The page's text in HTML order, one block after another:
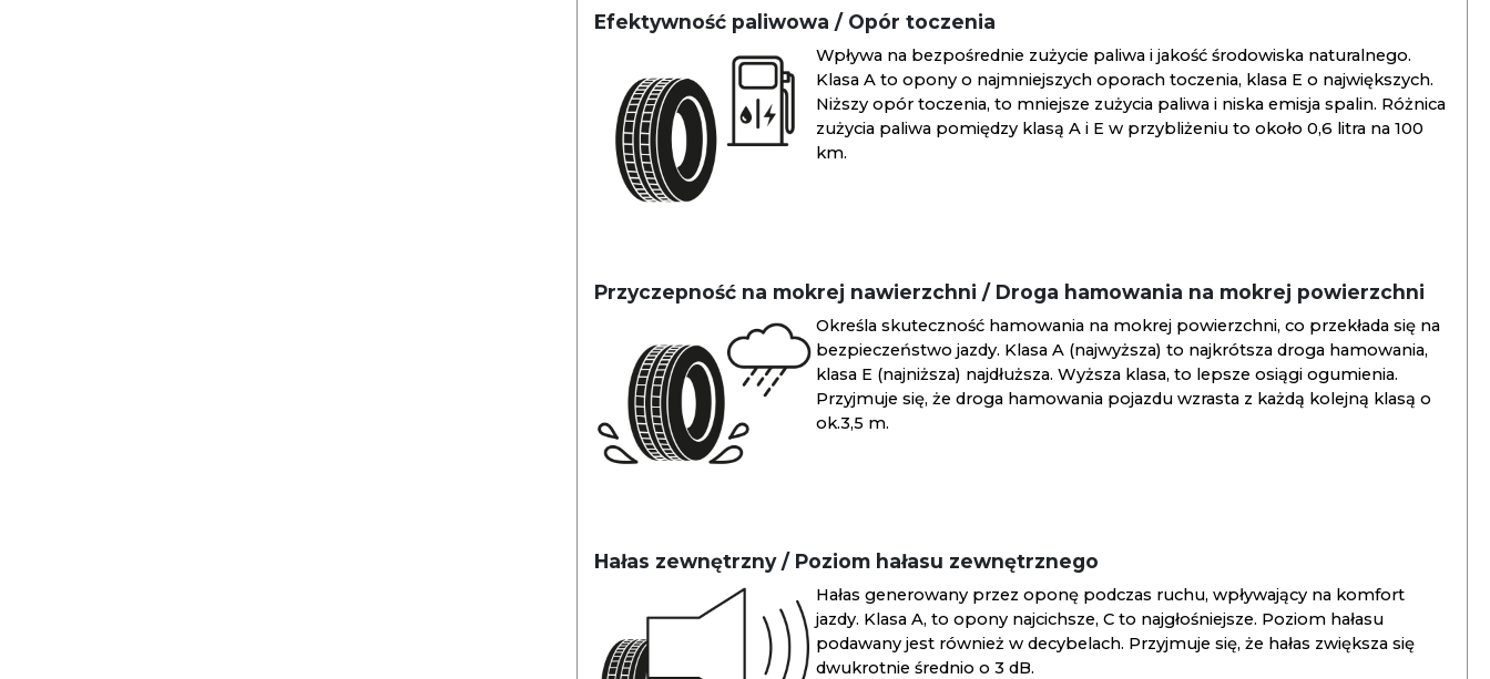
Efektywność paliwowa / Opór toczenia
Wpływa na bezpośrednie zużycie paliwa i jakość środowiska naturalnego.
Klasa A to opony o najmniejszych oporach toczenia, klasa E o największych.
Niższy opór toczenia, to mniejsze zużycia paliwa i niska emisja spalin. Różnica
zużycia paliwa pomiędzy klasą A i E w przybliżeniu to około 0,6 litra na 100
km.
Przyczepność na mokrej nawierzchni / Droga hamowania na mokrej powierzchni
Określa skuteczność hamowania na mokrej powierzchni, co przekłada się na
bezpieczeństwo jazdy. Klasa A (najwyższa) to najkrótsza droga hamowania,
klasa E (najniższa) najdłuższa. Wyższa klasa, to lepsze osiągi ogumienia.
Przyjmuje się, że droga hamowania pojazdu wzrasta z każdą kolejną klasą o
ok.3,5 m.
Hałas zewnętrzny / Poziom hałasu zewnętrznego
Hałas generowany przez oponę podczas ruchu, wpływający na komfort
jazdy. Klasa A, to opony najcichsze, C to najgłośniejsze. Poziom hałasu
podawany jest również w decybelach. Przyjmuje się, że hałas zwiększa się
dwukrotnie średnio o 3 dB.